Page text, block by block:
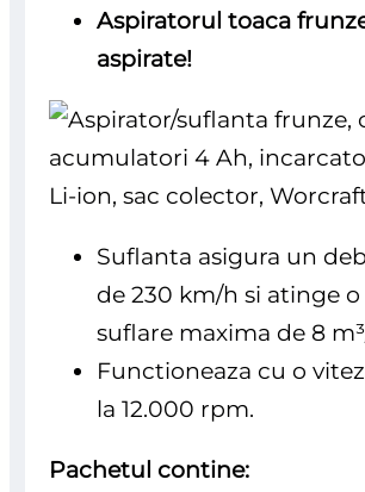
Aspiratorul toaca
aspirate!
Suflanta asigura un
de 230 km/h si atinge
suflare maxima de 8
Functioneaza cu o
la 12.000 rpm.
Pachetul contine: